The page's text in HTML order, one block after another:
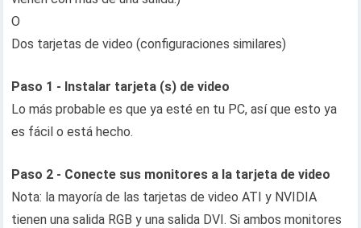
O
Dos tarjetas de video (configuraciones similares)
Paso 1 - Instalar tarjeta (s) de video
Lo más probable es que ya esté en tu PC, así que esto ya
es fácil o está hecho.
Paso 2 - Conecte sus monitores a la tarjeta de video
Nota: la mayoría de las tarjetas de video ATI y NVIDIA
tienen una salida RGB y una salida DVI. Si ambos monitores